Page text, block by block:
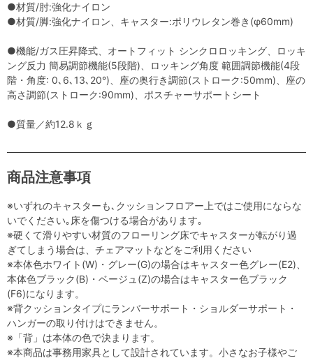
●材質/肘:強化ナイロン
●材質/脚:強化ナイロン、キャスター:ポリウレタン巻き(φ60mm)
●機能/ガス圧昇降式、オートフィット シンクロロッキング、ロッキ
ング反力 簡易調節機能(5段階)、ロッキング角度 範囲調節機能(4段
階・角度: 0､6､13､20°)、座の奥行き調節(ストローク:50mm)、座の
高さ調節(ストローク:90mm)、ポスチャーサポートシート
●質量／約12.8ｋｇ
商品注意事項
※いずれのキャスターも､クッションフロアー上ではご使用にならな
いでください｡床を傷つける場合があります｡
※硬くて滑りやすい材質のフローリング床でキャスターが転がり過
ぎてしまう場合は、チェアマットなどをご利用ください
※本体色ホワイト(W)・グレー(G)の場合はキャスター色グレー(E2)、
本体色ブラック(B)・ベージュ(Z)の場合はキャスター色ブラック
(F6)になります。
※背クッションタイプにランバーサポート・ショルダーサポート・
ハンガーの取り付けはできません。
※「背」は本体の色で決まります。
※本商品は事務用家具として設計されています。小さなお子様やご